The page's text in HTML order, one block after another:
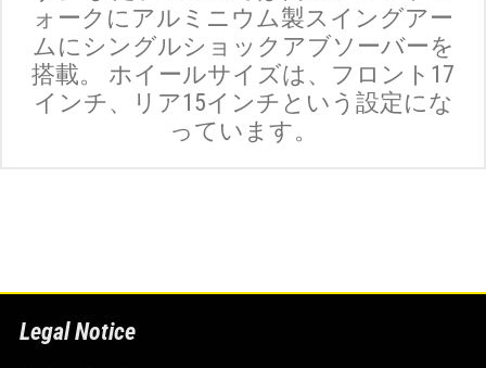
ォークにアルミニウム製スイングアー
ムにシングルショックアブソーバーを
搭載。 ホイールサイズは、フロント17
インチ、リア15インチという設定にな
っています。
Legal Notice